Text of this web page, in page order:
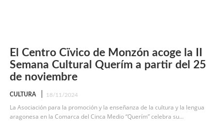
El Centro Cïvico de Monzón acoge la II
Semana Cultural Querím a partir del 25
de noviembre
CULTURA 18/11/2024
La Asociación para la promoción y la enseñanza de la cultura y la lengua
aragonesa en la Comarca del Cinca Medio “Querím” celebra su...